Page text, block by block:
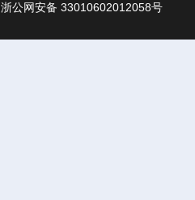
浙公网安备 33010602012058号